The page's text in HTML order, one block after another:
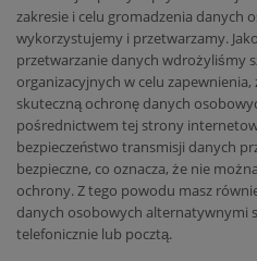
zakresie i celu gromadzenia danych
wykorzystujemy i przetwarzamy.
przetwarzanie danych wdrożyliśmy
organizacyjnych w celu
skuteczną ochronę danych
pośrednictwem tej strony
bezpieczeństwo transmisji danych
bezpieczne, co oznacza, że nie
ochrony. Z tego powodu masz
danych osobowych alternatywnymi
telefonicznie lub pocztą.